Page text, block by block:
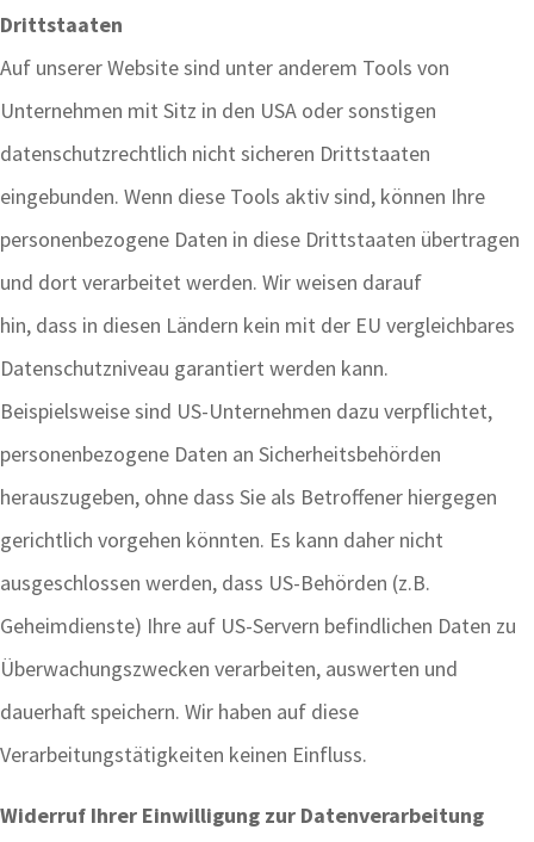
Drittstaaten
Auf unserer Website sind unter anderem Tools von
Unternehmen mit Sitz in den USA oder sonstigen
datenschutzrechtlich nicht sicheren Drittstaaten
eingebunden. Wenn diese Tools aktiv sind, können Ihre
personenbezogene Daten in diese Drittstaaten übertragen
und dort verarbeitet werden. Wir weisen darauf
hin, dass in diesen Ländern kein mit der EU vergleichbares
Datenschutzniveau garantiert werden kann.
Beispielsweise sind US-Unternehmen dazu verpflichtet,
personenbezogene Daten an Sicherheitsbehörden
herauszugeben, ohne dass Sie als Betroffener hiergegen
gerichtlich vorgehen könnten. Es kann daher nicht
ausgeschlossen werden, dass US-Behörden (z.B.
Geheimdienste) Ihre auf US-Servern befindlichen Daten zu
Überwachungszwecken verarbeiten, auswerten und
dauerhaft speichern. Wir haben auf diese
Verarbeitungstätigkeiten keinen Einfluss.
Widerruf Ihrer Einwilligung zur Datenverarbeitung